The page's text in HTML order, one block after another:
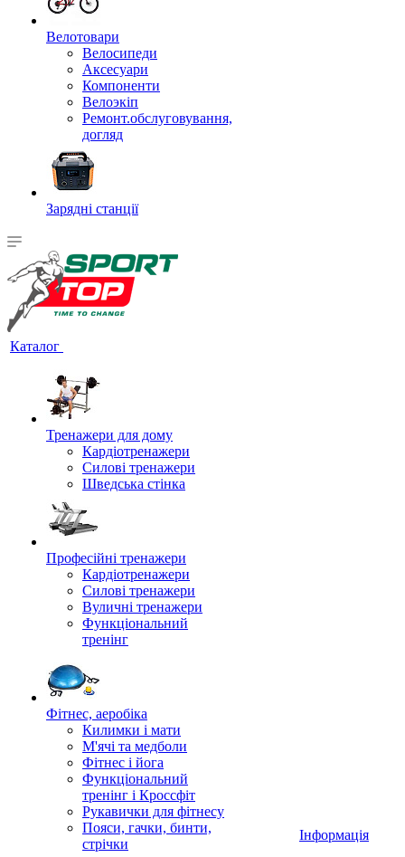
Велотовари
Велосипеди
Аксесуари
Компоненти
Велоэкіп
Ремонт.обслуговування,
догляд
Зарядні станції
Каталог
Тренажери для дому
Кардіотренажери
Силові тренажери
Шведська стінка
Професійні тренажери
Кардіотренажери
Силові тренажери
Вуличні тренажери
Функціональний
тренінг
Фітнес, аеробіка
Килимки і мати
М'ячі та медболи
Фітнес і йога
Функціональний
тренінг і Кроссфіт
Рукавички для фітнесу
Пояси, гачки, бинти,
стрічки
Інформація